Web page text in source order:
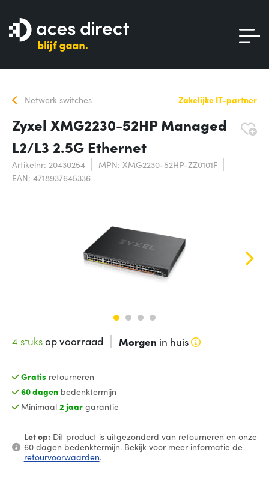
Netwerk switches Zakelijke IT-partner
Zyxel XMG2230-52HP Managed
L2/L3 2.5G Ethernet
Artikelnr: 20430254
MPN: XMG2230-52HP-ZZ0101F
EAN: 4718937645336
4 stuksop voorraad Morgen in huis
Gratis retourneren
60 dagenbedenktermijn
Minimaal 2 jaargarantie
Let op:Dit product is uitgezonderd van retourneren en onze
60 dagen bedenktermijn. Bekijk voor meer informatie de
retourvoorwaarden.